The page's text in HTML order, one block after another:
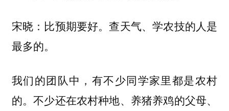
宋晓：比预期要好。查天气、学农技的人是
最多的。
我们的团队中，有不少同学家里都是农村
的。不少还在农村种地、养猪养鸡的父母、